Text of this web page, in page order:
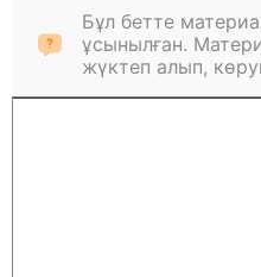
Бұл бетте
ұсынылған.
жүктеп алып,